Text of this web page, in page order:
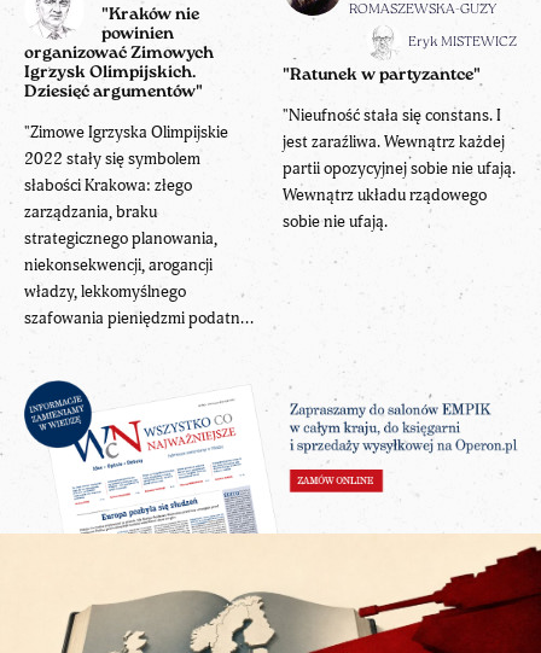
"Kraków nie
powinien
organizować Zimowych
Igrzysk Olimpijskich.
Dziesięć argumentów"
"Zimowe Igrzyska Olimpijskie
2022 stały się symbolem
słabości Krakowa: złego
zarządzania, braku
strategicznego planowania,
niekonsekwencji, arogancji
władzy, lekkomyślnego
szafowania pieniędzmi podatn...
ROMASZEWSKA-GUZY
Eryk MISTEWICZ
"Ratunek w partyzantce"
"Nieufność stała się constans. I
jest zaraźliwa. Wewnątrz każdej
partii opozycyjnej sobie nie ufają.
Wewnątrz układu rządowego
sobie nie ufają.